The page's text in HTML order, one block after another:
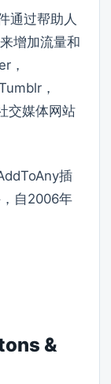
通过帮助人
增加流量和
，
，
交媒体网站
插
自2006年
&